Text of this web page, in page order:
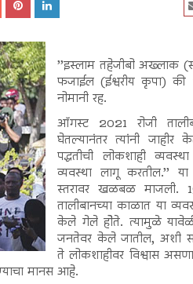
’’इस्लाम तहेजीबो अख्लाक
फजाईल (ईश्वरीय कृपा) की
नोमानी रह.
ऑगस्ट 2021 रोजी
घेतल्यानंतर त्यांनी जाहीर
पद्धतीची लोकशाही
व्यवस्था लागू करतील.’’
स्तरावर खळबळ माजली.
तालीबानच्या काळात या
केले गेले होेते. त्यामुळे
जनतेवर केले जातील, अशी
ते लोकशाहीवर विश्वास
मानस आहे.